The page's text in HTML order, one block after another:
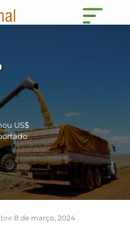
US$
8 de março, 2024